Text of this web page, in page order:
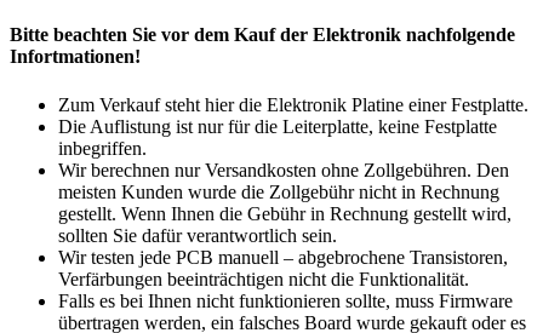
Bitte beachten Sie vor dem Kauf der Elektronik nachfolgende
Infortmationen!
Zum Verkauf steht hier die Elektronik Platine einer Festplatte.
Die Auflistung ist nur für die Leiterplatte, keine Festplatte
inbegriffen.
Wir berechnen nur Versandkosten ohne Zollgebühren. Den
meisten Kunden wurde die Zollgebühr nicht in Rechnung
gestellt. Wenn Ihnen die Gebühr in Rechnung gestellt wird,
sollten Sie dafür verantwortlich sein.
Wir testen jede PCB manuell – abgebrochene Transistoren,
Verfärbungen beeinträchtigen nicht die Funktionalität.
Falls es bei Ihnen nicht funktionieren sollte, muss Firmware
übertragen werden, ein falsches Board wurde gekauft oder es